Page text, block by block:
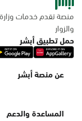
منصة تقدم خدمات
والزوار
حمل تطبيق أبشر
عن منصة أبشر
المساعدة والدعم